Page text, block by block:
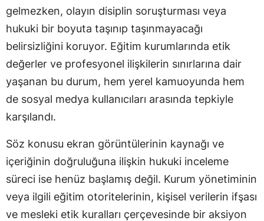
gelmezken, olayın disiplin soruşturması veya
hukuki bir boyuta taşınıp taşınmayacağı
belirsizliğini koruyor. Eğitim kurumlarında etik
değerler ve profesyonel ilişkilerin sınırlarına dair
yaşanan bu durum, hem yerel kamuoyunda hem
de sosyal medya kullanıcıları arasında tepkiyle
karşılandı.
Söz konusu ekran görüntülerinin kaynağı ve
içeriğinin doğruluğuna ilişkin hukuki inceleme
süreci ise henüz başlamış değil. Kurum yönetiminin
veya ilgili eğitim otoritelerinin, kişisel verilerin ifşası
ve mesleki etik kuralları çerçevesinde bir aksiyon